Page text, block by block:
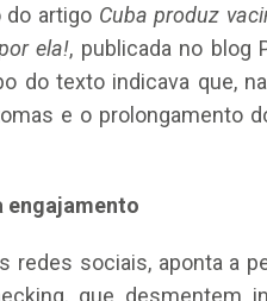
do artigo Cuba produz
ela!, publicada no blog
do texto indicava que,
e o prolongamento
engajamento
redes sociais, aponta a
que desmentem